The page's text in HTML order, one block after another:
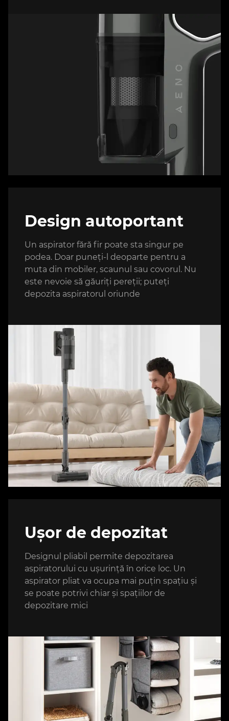
Design autoportant
Un aspirator fără fir poate sta singur pe
podea. Doar puneți-l deoparte pentru a
muta din mobiler, scaunul sau covorul. Nu
este nevoie să găuriți pereții; puteți
depozita aspiratorul oriunde
Ușor de depozitat
Designul pliabil permite depozitarea
aspiratorului cu ușurință în orice loc. Un
aspirator pliat va ocupa mai puțin spațiu și
se poate potrivi chiar și spațiilor de
depozitare mici